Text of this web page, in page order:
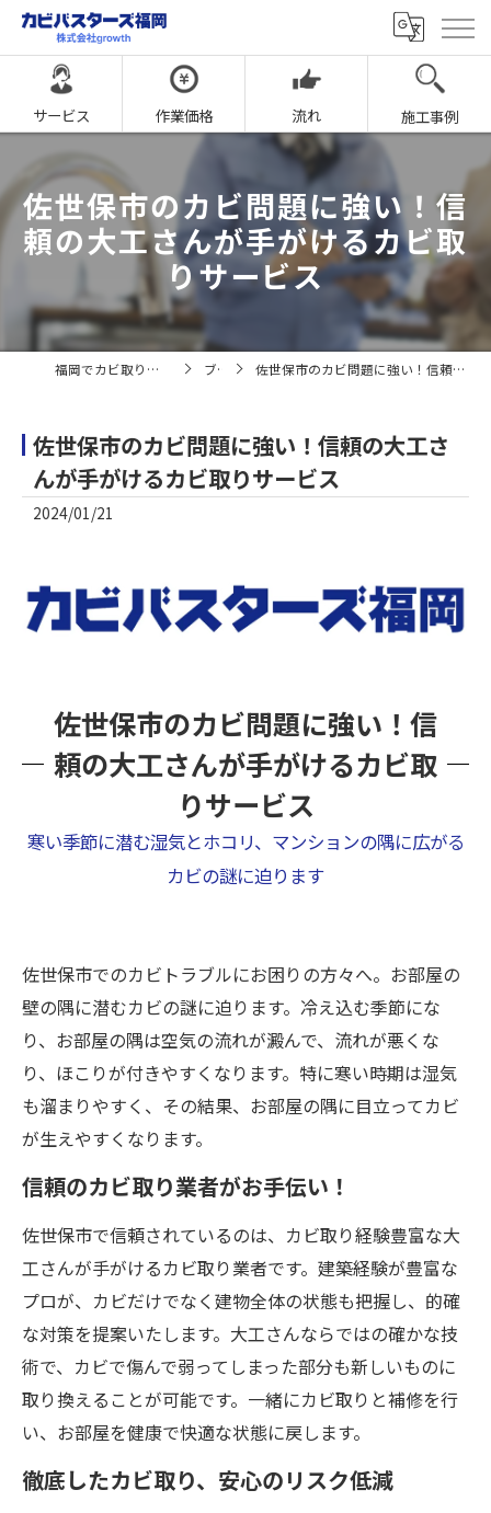
サービス 作業価格 流れ 施工事例
佐世保市のカビ問題に強い！信
頼の大工さんが手がけるカビ取
りサービス
福岡でカビ取りならカビバスターズ福岡 ブログ 佐世保市のカビ問題に強い！信頼の大工さんが手がけるカビ取りサービス
佐世保市のカビ問題に強い！信頼の大工さ
んが手がけるカビ取りサービス
2024/01/21
佐世保市のカビ問題に強い！信
頼の大工さんが手がけるカビ取
りサービス
寒い季節に潜む湿気とホコリ、マンションの隅に広がる
カビの謎に迫ります
佐世保市でのカビトラブルにお困りの方々へ。お部屋の
壁の隅に潜むカビの謎に迫ります。冷え込む季節にな
り、お部屋の隅は空気の流れが澱んで、流れが悪くな
り、ほこりが付きやすくなります。特に寒い時期は湿気
も溜まりやすく、その結果、お部屋の隅に目立ってカビ
が生えやすくなります。
信頼のカビ取り業者がお手伝い！
佐世保市で信頼されているのは、カビ取り経験豊富な大
工さんが手がけるカビ取り業者です。建築経験が豊富な
プロが、カビだけでなく建物全体の状態も把握し、的確
な対策を提案いたします。大工さんならではの確かな技
術で、カビで傷んで弱ってしまった部分も新しいものに
取り換えることが可能です。一緒にカビ取りと補修を行
い、お部屋を健康で快適な状態に戻します。
徹底したカビ取り、安心のリスク低減